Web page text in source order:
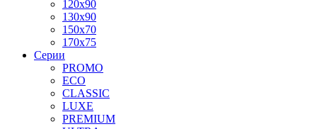
120x90
130x90
150x70
170x75
Серии
PROMO
ECO
CLASSIC
LUXE
PREMIUM